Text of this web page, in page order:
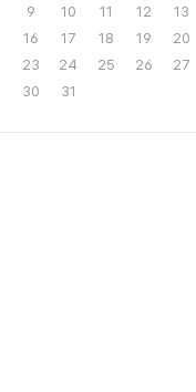
9
10 11 12 13
16
17 18 19 20
23
24 25 26 27
30
31